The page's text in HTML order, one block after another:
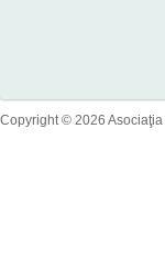
Copyright © 2026